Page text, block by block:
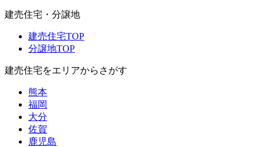
建売住宅・分譲地
建売住宅TOP
分譲地TOP
建売住宅をエリアからさがす
熊本
福岡
大分
佐賀
鹿児島